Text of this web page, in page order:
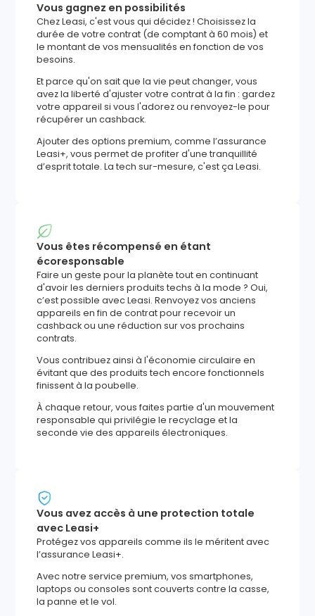
Vous gagnez en possibilités
Chez Leasi, c'est vous qui décidez ! Choisissez la
durée de votre contrat (de comptant à 60 mois) et
le montant de vos mensualités en fonction de vos
besoins.
Et parce qu'on sait que la vie peut changer, vous
avez la liberté d'ajuster votre contrat à la fin : gardez
votre appareil si vous l'adorez ou renvoyez-le pour
récupérer un cashback.
Ajouter des options premium, comme l’assurance
Leasi+, vous permet de profiter d'une tranquillité
d’esprit totale. La tech sur-mesure, c'est ça Leasi.
Vous êtes récompensé en étant
écoresponsable
Faire un geste pour la planète tout en continuant
d'avoir les derniers produits techs à la mode ? Oui,
c’est possible avec Leasi. Renvoyez vos anciens
appareils en fin de contrat pour recevoir un
cashback ou une réduction sur vos prochains
contrats.
Vous contribuez ainsi à l'économie circulaire en
évitant que des produits tech encore fonctionnels
finissent à la poubelle.
À chaque retour, vous faites partie d'un mouvement
responsable qui privilégie le recyclage et la
seconde vie des appareils électroniques.
Vous avez accès à une protection totale
avec Leasi+
Protégez vos appareils comme ils le méritent avec
l’assurance Leasi+.
Avec notre service premium, vos smartphones,
laptops ou consoles sont couverts contre la casse,
la panne et le vol.